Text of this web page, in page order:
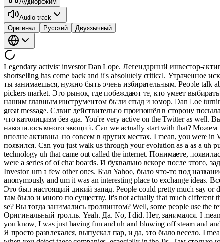
Аудиорежим
Audio track
Оригинал
Русский Двуязычный
Legendary activist investor Dan Lope. Легендарный инвестор-активист Дэн Лоуб. He of course is the CEO and CIO of Third Point. Он, конечно же, является CEO и CIO Third Point. The lost art of shortselling has come back and it's absolutely critical. Утраченное искусство коротких продаж вернулось, и это крайне важно. Doesn't matter what you do, you have to be really selective. Неважно, чем ты занимаешься, нужно быть очень избирательным. People talk about stock pickers market. Люди говорят о рынке, на котором побеждают те, кто умеет выбирать акции. This is a bond and credit pickers market. Это рынок, где побеждают те, кто умеет выбирать облигации и кредитные инструменты. When we were small, our main tool was a shame and humor. Когда мы были маленькими, нашим главным инструментом были стыд и юмор. Dan Loe turning up the heat on Nestle over the weekend. Дэн Лоуб давит на Nestle в выходные. The shift has really been more towards a dare to be great message. Сдвиг действительно произошёл в сторону посыла «дерзай быть великим». Activism without proxy contest is like Catholicism without hell. Активизм без прокси-борьбы, это всё равно что католицизм без ада. You're very active on the Twitter as well. Вы также очень активны в Twitter. Oh wow. Ого. You found your voice. Вы нашли свой голос. Lot a lot of emotion brewing there. Там накопилось много эмоций. Can we actually start with that? Можем мы начать с этого? Before Twitter, you were actually quite active, but they were in very different places. До Twitter вы тоже были вполне активны, но совсем в других местах. I mean, you were in Wall Street Bets before Wall Street Bets existed. Я имею в виду, вы были на Wall Street Bets ещё до того, как Wall Street Bets появился. Can you just walk us through your evolution as a as a uh public persona? Расскажите нам о своей эволюции как публичной персоны? Sure. Конечно. I mean, there was this brand new technology uh that came out called the internet. Понимаете, появилась совершенно новая технология, интернет. And really shortly that thereafter uh long before Reddit or any of these other things, there were a series of of chat boards. И буквально вскоре после этого, задолго до Reddit и всего прочего, появился целый ряд чат-борд. There was, you know, Yahoo, there was something called Silicon Investor, um a few other ones. Был Yahoo, было что-то под названием Silicon Investor и ещё кое-что. And people would congregate in kibbitz. И люди там собирались и общались. It was done mostly anonymously and um it was an interesting place to exchange ideas. Всё происходило в основном анонимно, и это было интересное место для обмена идеями. There was it was it was really the wild west. Это был настоящий дикий запад. People could pretty much say or do anything, but there was a lot of but there was a lot of substance there too. Люди могли говорить и делать практически что угодно, но там было и много по существу. It's not actually that much different than from today. На самом деле это не так уж сильно отличается от сегодняшнего дня. You uh did you engage at all in any trolling per se? Вы тогда занимались троллингом? Well, some people use the term OG. Ну, некоторые называют меня OG. Sometimes I say I was the OT. Иногда я говорю, что был OT. Um Эм. the original troll. Оригинальный тролль. Yeah. Да. No, I did. Нет,